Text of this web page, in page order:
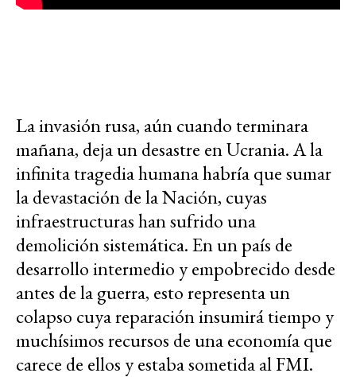
La invasión rusa, aún cuando terminara
mañana, deja un desastre en Ucrania. A la
infinita tragedia humana habría que sumar
la devastación de la Nación, cuyas
infraestructuras han sufrido una
demolición sistemática. En un país de
desarrollo intermedio y empobrecido desde
antes de la guerra, esto representa un
colapso cuya reparación insumirá tiempo y
muchísimos recursos de una economía que
carece de ellos y estaba sometida al FMI.